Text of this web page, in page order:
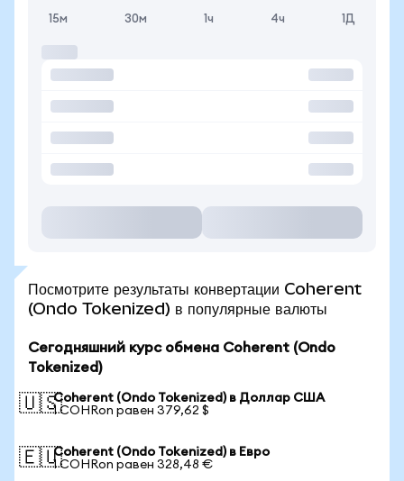
15м 30м 1ч 4ч 1Д
Посмотрите результаты конвертации Coherent
(Ondo Tokenized) в популярные валюты
Сегодняшний курс обмена Coherent (Ondo
Tokenized)
🇺🇸Coherent (Ondo Tokenized) в Доллар США
1 COHRon равен 379,62 $
🇪🇺Coherent (Ondo Tokenized) в Евро
1 COHRon равен 328,48 €